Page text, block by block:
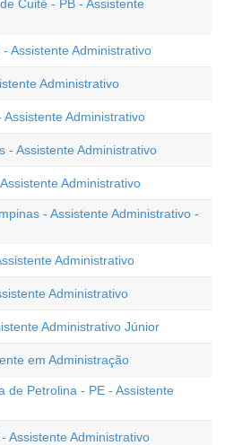
Cuité - PB - Assistente
Assistente Administrativo
Administrativo
Assistente Administrativo
- Assistente Administrativo
Administrativo
- Assistente Administrativo -
Administrativo
Administrativo
Administrativo Júnior
em Administração
de Petrolina - PE - Assistente
Assistente Administrativo